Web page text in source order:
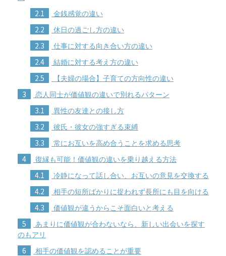
2.1 金銭感覚の違い
2.2 休日の過ごし方の違い
2.3 仕事に対する向き合い方の違い
2.4 結婚に対する考え方の違い
2.5 【夫婦の場合】子育ての方向性の違い
3 恋人同士が価値観の違いで別れるパターン
3.1 異性の友達との接し方
3.2 彼氏・彼女の強すぎる束縛
3.3 常にお互いを高め合うことを求める思考
4 復縁も可能！価値観の違いを乗り越える方法
4.1 冷静になって話し合い、お互いの意見を交換する
4.2 相手の短所ばかりに捉われず長所にも目を向ける
4.3 価値観が違うからこそ面白いと考える
5
あまりに価値観が合わないなら、新しい出会いを探す
のもアリ
6 相手の価値観を認めることが重要